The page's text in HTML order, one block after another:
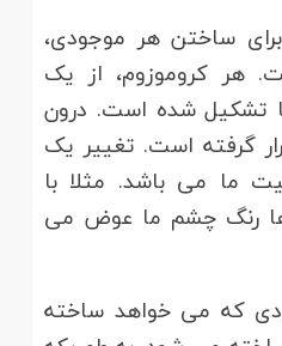
ساختن هر موجودی،
هر کروموزوم، از یک
تشکیل شده است. درون
گرفته است. تغییر یک
ما می باشد. مثلا با
ها رنگ چشم ما عوض می
که می خواهد ساخته